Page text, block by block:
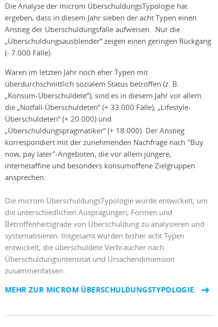
Die Analyse der microm ÜberschuldungsTypologie hat
ergeben, dass in diesem Jahr sieben der acht Typen einen
Anstieg der Überschuldungsfälle aufweisen. Nur die
„Überschuldungsausblender“ zeigen einen geringen Rückgang
(- 7.000 Fälle).
Waren im letzten Jahr noch eher Typen mit
überdurchschnittlich sozialem Status betroffen (z. B.
„Konsum-Überschuldete“), sind es in diesem Jahr vor allem
die „Notfall-Überschuldeten“ (+ 33.000 Fälle), „Lifestyle-
Überschuldeten“ (+ 20.000) und
„Überschuldungspragmatiker“ (+ 18.000). Der Anstieg
korrespondiert mit der zunehmenden Nachfrage nach "Buy
now, pay later"-Angeboten, die vor allem jüngere,
internetaffine und besonders konsumoffene Zielgruppen
ansprechen.
Die microm ÜberschuldungsTypologie wurde entwickelt, um
die unterschiedlichen Ausprägungen, Formen und
Betroffenheitsgrade von Überschuldung zu analysieren und
systematisieren. Insgesamt wurden bisher acht Typen
entwickelt, die überschuldete Verbraucher nach
Überschuldungsintensität und Ursachendimension
zusammenfassen.
MEHR ZUR MICROM ÜBERSCHULDUNGSTYPOLOGIE